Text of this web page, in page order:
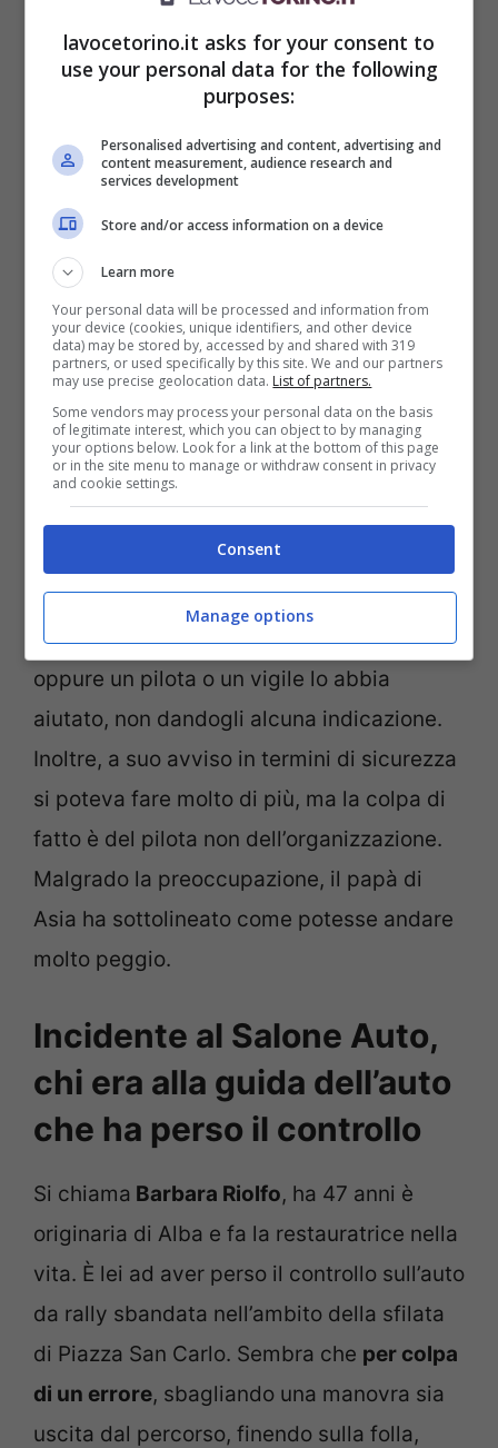
Auto protagonista nell’incidente al Salone di Torino
Quando l’auto è sbandata, Triffiletti si
trovava 100 metri indietro ad Asia che era
proprio dietro le transenne: la vettura ha
travolto la ragazza e le persone a lei
vicino, tra cui due bambini. Asia è caduta a
terra, ferendosi unagamba, che potrebbe
essere rotta. Il papà attende nuovi
aggiornamenti sullo stato di salute della
figlia di 23 anni,
Maurizian.
Triffiletti si è dettomolto arrabbiatoper il
fatto che nessuno dell’organizzazione,
oppure un pilota o un vigile lo abbia
aiutato, non dandogli alcuna indicazione.
Inoltre, a suo avviso in termini di sicurezza
si poteva fare molto di più, ma la colpa di
fatto è del pilota non dell’organizzazione.
Malgrado la preoccupazione, il papà di
Asia ha sottolineato come potesse andare
molto peggio.
Incidente al Salone Auto,
chi era alla guida dell’auto
che ha perso il controllo
Si chiama Barbara Riolfo, ha 47 anni è
originaria di Alba e fa la restauratrice nella
vita. È lei ad aver perso il controllo sull’auto
da rally sbandata nell’ambito della sfilata
di Piazza San Carlo. Sembra che per colpa
di un errore, sbagliando una manovra sia
uscita dal percorso, finendo sulla folla,
lavocetorino.it asks for your consent to
use your personal data for the following
purposes:
Personalised advertising and content, advertising and
content measurement, audience research and
services development
Store and/or access information on a device
Learn more
Your personal data will be processed and information from
your device (cookies, unique identifiers, and other device
data) may be stored by, accessed by and shared with 319
partners, or used specifically by this site. We and our partners
may use precise geolocation data. List of partners.
Some vendors may process your personal data on the basis
of legitimate interest, which you can object to by managing
your options below. Look for a link at the bottom of this page
or in the site menu to manage or withdraw consent in privacy
and cookie settings.
Consent
Manage options